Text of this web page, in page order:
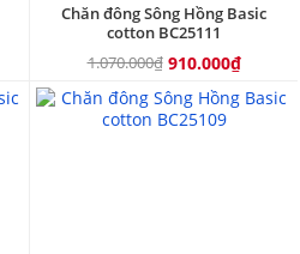
Chăn đông Sông Hồng Basic
cotton BC25111
1.070.000₫ 910.000₫